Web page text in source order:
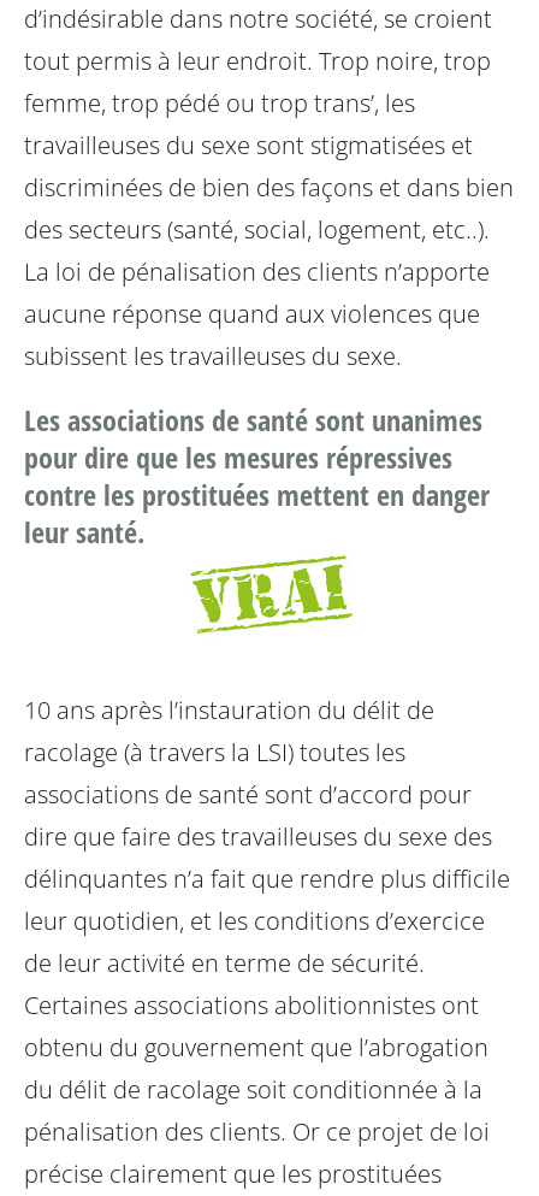
d’indésirable dans notre société, se croient
tout permis à leur endroit. Trop noire, trop
femme, trop pédé ou trop trans’, les
travailleuses du sexe sont stigmatisées et
discriminées de bien des façons et dans bien
des secteurs (santé, social, logement, etc..).
La loi de pénalisation des clients n’apporte
aucune réponse quand aux violences que
subissent les travailleuses du sexe.
Les associations de santé sont unanimes
pour dire que les mesures répressives
contre les prostituées mettent en danger
leur santé.
10 ans après l’instauration du délit de
racolage (à travers la LSI) toutes les
associations de santé sont d’accord pour
dire que faire des travailleuses du sexe des
délinquantes n’a fait que rendre plus difficile
leur quotidien, et les conditions d’exercice
de leur activité en terme de sécurité.
Certaines associations abolitionnistes ont
obtenu du gouvernement que l’abrogation
du délit de racolage soit conditionnée à la
pénalisation des clients. Or ce projet de loi
précise clairement que les prostituées